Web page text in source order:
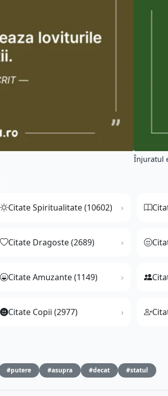
Înjuratul
Citate Spiritualitate (10602)
Citate Dragoste (2689)
Citate Amuzante (1149)
Citate Copii (2977)
#putere #asupra #decat #statul